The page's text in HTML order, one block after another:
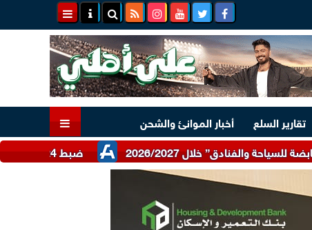
تقارير السلع
أخبار الموانئ والشحن
ضبط 24 طن دقيق أبيض وبلدي مدعم عبر شرطة التموين